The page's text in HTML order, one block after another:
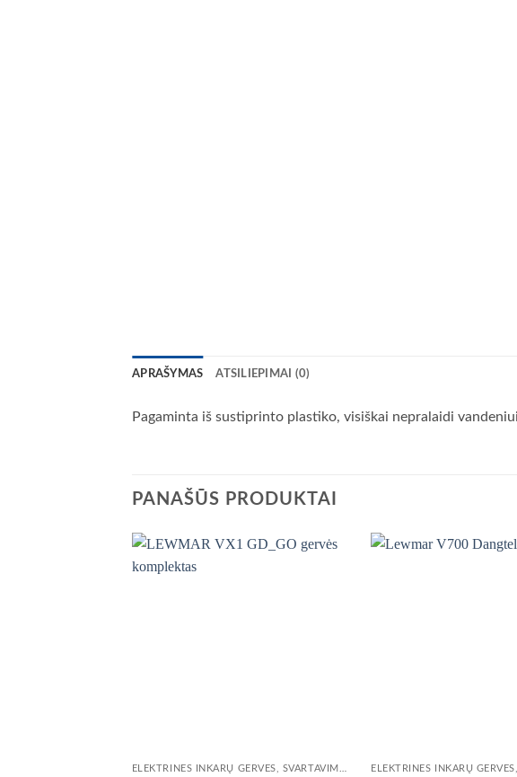
APRAŠYMAS ATSILIEPIMAI (0)
Pagaminta iš sustiprinto plastiko, visiškai nepralaidi
PANAŠŪS PRODUKTAI
ELEKTRINĖS INKARŲ GERVĖS, ŠVARTAVIMO VARIKLIAI